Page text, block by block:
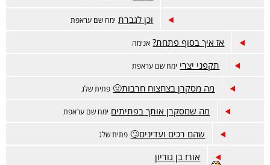
וכן לגברת ימח שם עראפת
אז איך בסוף פתחת? אנימה
תקפני יצרי ימח שם עראפת
מה מסקרן בצחצוח חרבות🤢 פתית שלג
מה שמסקרן אותך בפתיתים ימח שם עראפת
שהם רכים ועדינים🙄 פתית שלג
אורז בן גוריון